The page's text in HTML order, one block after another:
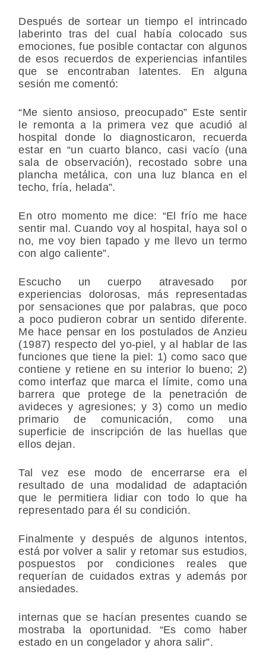
Después de sortear un tiempo el intrincado
laberinto tras del cual había colocado sus
emociones, fue posible contactar con algunos
de esos recuerdos de experiencias infantiles
que se encontraban latentes. En alguna
sesión me comentó:
“Me siento ansioso, preocupado” Este sentir
le remonta a la primera vez que acudió al
hospital donde lo diagnosticaron, recuerda
estar en “un cuarto blanco, casi vacío (una
sala de observación), recostado sobre una
plancha metálica, con una luz blanca en el
techo, fría, helada”.
En otro momento me dice: “El frío me hace
sentir mal. Cuando voy al hospital, haya sol o
no, me voy bien tapado y me llevo un termo
con algo caliente”.
Escucho un cuerpo atravesado por
experiencias dolorosas, más representadas
por sensaciones que por palabras, que poco
a poco pudieron cobrar un sentido diferente.
Me hace pensar en los postulados de Anzieu
(1987) respecto del yo-piel, y al hablar de las
funciones que tiene la piel: 1) como saco que
contiene y retiene en su interior lo bueno; 2)
como interfaz que marca el límite, como una
barrera que protege de la penetración de
avideces y agresiones; y 3) como un medio
primario de comunicación, como una
superficie de inscripción de las huellas que
ellos dejan.
Tal vez ese modo de encerrarse era el
resultado de una modalidad de adaptación
que le permitiera lidiar con todo lo que ha
representado para él su condición.
Finalmente y después de algunos intentos,
está por volver a salir y retomar sus estudios,
pospuestos por condiciones reales que
requerían de cuidados extras y además por
ansiedades.
internas que se hacían presentes cuando se
mostraba la oportunidad. “Es como haber
estado en un congelador y ahora salir”.